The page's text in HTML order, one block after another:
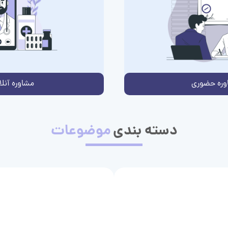
حضوری مشاوره
دسته بندیموضوعات